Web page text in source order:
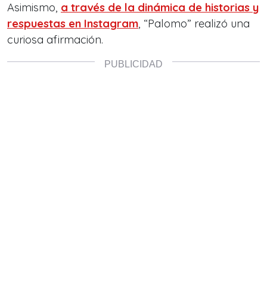
Asimismo, a través de la dinámica de historias y
respuestas en Instagram, “Palomo” realizó una
curiosa afirmación.